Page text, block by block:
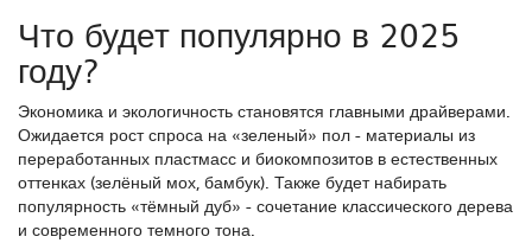
Что будет популярно в 2025
году?
Экономика и экологичность становятся главными драйверами.
Ожидается рост спроса на «зеленый» пол - материалы из
переработанных пластмасс и биокомпозитов в естественных
оттенках (зелёный мох, бамбук). Также будет набирать
популярность «тёмный дуб» - сочетание классического дерева
и современного темного тона.